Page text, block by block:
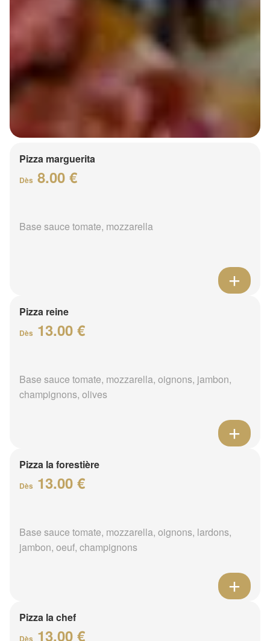
Pizza marguerita
Dès 8.00 €
Base sauce tomate, mozzarella
Pizza reine
Dès 13.00 €
Base sauce tomate, mozzarella, oignons, jambon,
champignons, olives
Pizza la forestière
Dès 13.00 €
Base sauce tomate, mozzarella, oignons, lardons,
jambon, oeuf, champignons
Pizza la chef
Dès 13.00 €